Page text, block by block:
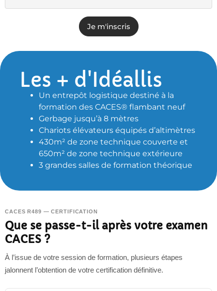
Je m'inscris
Les + d'Idéallis
Un entrepôt logistique destiné à la
formation des CACES® flambant neuf
Gerbage jusqu’à 8 mètres
Chariots élévateurs équipés d’altimètres
430m² de zone technique couverte et
650m² de zone technique extérieure
3 grandes salles de formation théorique
CACES R489 — CERTIFICATION
Que se passe-t-il après votre examen
CACES ?
À l’issue de votre session de formation, plusieurs étapes
jalonnent l’obtention de votre certification définitive.